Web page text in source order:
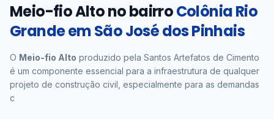
Meio-fio Alto no bairroColônia Rio
Grande em São José dos Pinhais
O Meio-fio Alto produzido pela Santos Artefatos de Cimento
é um componente essencial para a infraestrutura de qualquer
projeto de construção civil, especialmente para as demandas
c